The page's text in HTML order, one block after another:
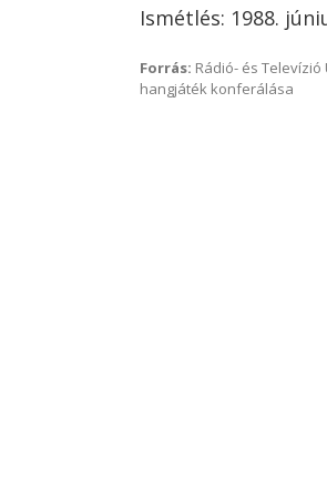
Ismétlés: 1988.
Forrás: Rádió- és
hangjáték konferálása